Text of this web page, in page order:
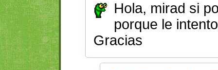
Hola, mirad si
porque le
Gracias